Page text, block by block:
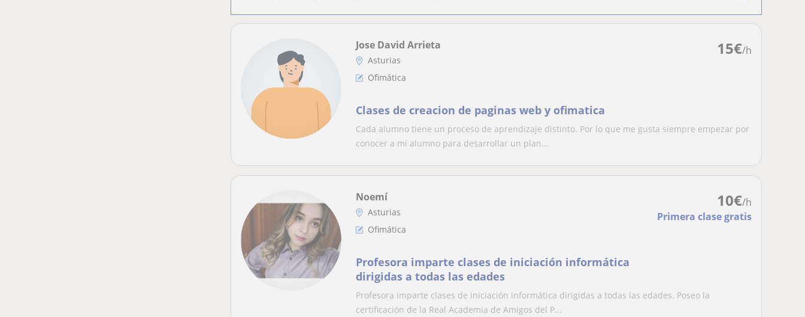
15€/h
Jose David Arrieta
Asturias
Ofimática
Clases de creacion de paginas web y ofimatica
Cada alumno tiene un proceso de aprendizaje distinto. Por lo que me gusta siempre empezar por
conocer a mi alumno para desarrollar un plan...
10€/h
Primera clase gratis
Noemí
Asturias
Ofimática
Profesora imparte clases de iniciación informática
dirigidas a todas las edades
Profesora imparte clases de iniciación informática dirigidas a todas las edades. Poseo la
certificación de la Real Academia de Amigos del P...